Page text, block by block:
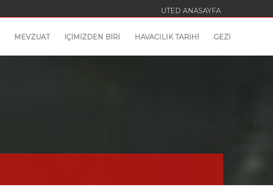
UTED ANASAYFA
MEVZUAT İÇİMİZDEN BİRİ HAVACILIK TARİHİ GEZİ